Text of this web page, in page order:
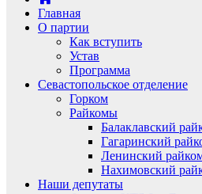
Главная
О партии
Как вступить
Устав
Программа
Севастопольское отделение
Горком
Райкомы
Балаклавский
Гагаринский
Ленинский
Нахимовский
Наши депутаты